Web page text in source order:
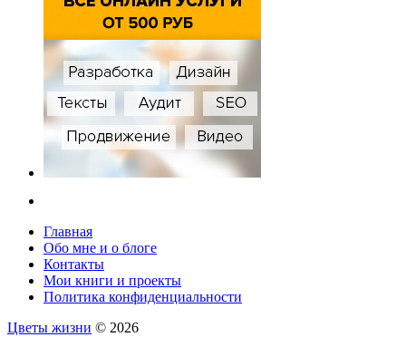
Главная
Обо мне и о блоге
Контакты
Мои книги и проекты
Политика конфиденциальности
Цветы жизни © 2026